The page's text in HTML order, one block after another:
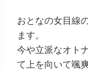
おとなの女目線
ます。
今や立派なオト
て上を向いて颯